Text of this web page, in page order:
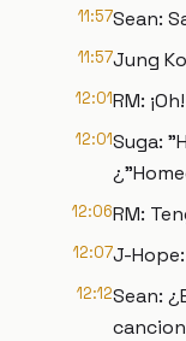
11:57Sean:
11:57Jung
12:01RM: ¡Oh!
12:01Suga:
12:06RM:
12:07J-
12:12Sean: